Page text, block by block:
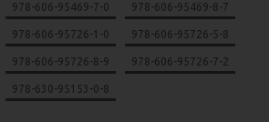
978-606-95469-7-0 978-606-95469-8-7
978-606-95726-1-0 978-606-95726-5-8
978-606-95726-8-9 978-606-95726-7-2
978-630-95153-0-8